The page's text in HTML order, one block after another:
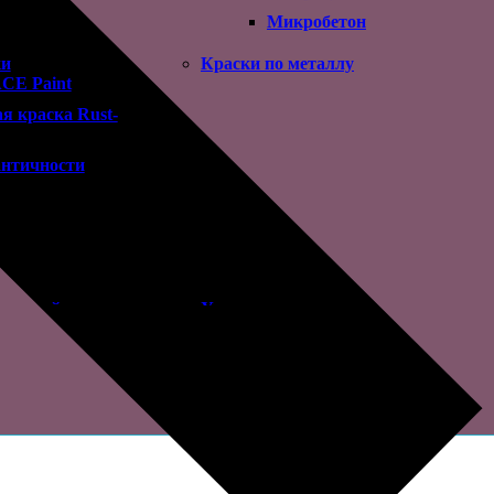
для влажных
Профессиональные герметики
Фасадный герметик
Герметик для внутренних
дозатор
Ремонтные составы
Микробетон
Paint
краска Rust-
Краски по металлу
Универсальные краски